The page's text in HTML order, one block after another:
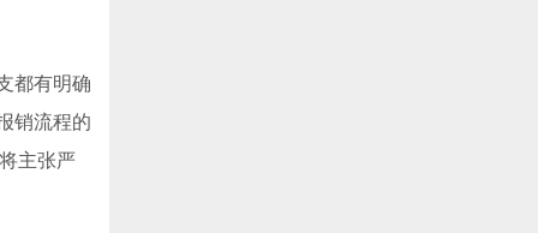
都有明确
销流程的
主张严